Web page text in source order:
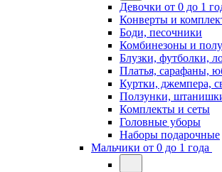
Девочки от 0 до 1
Конверты и
Боди, песочники
Комбинезоны и
Блузки, футболки,
Платья, сарафаны,
Куртки, джемпера,
Ползунки,
Комплекты и сеты
Головные уборы
Наборы подарочные
Мальчики от 0 до 1 года